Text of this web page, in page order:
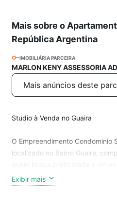
Mais sobre o
República Argentina
IMOBILIÁRIA PARCEIRA
MARLON KENY ASSESSORIA
Mais anúncios deste
Studio à Venda no Guaira
O Empreendimento Condominio
localizado no Bairro Guaira,
um novo lar ou um excelente
Próximo ao Palladium, acesso
Exibir mais